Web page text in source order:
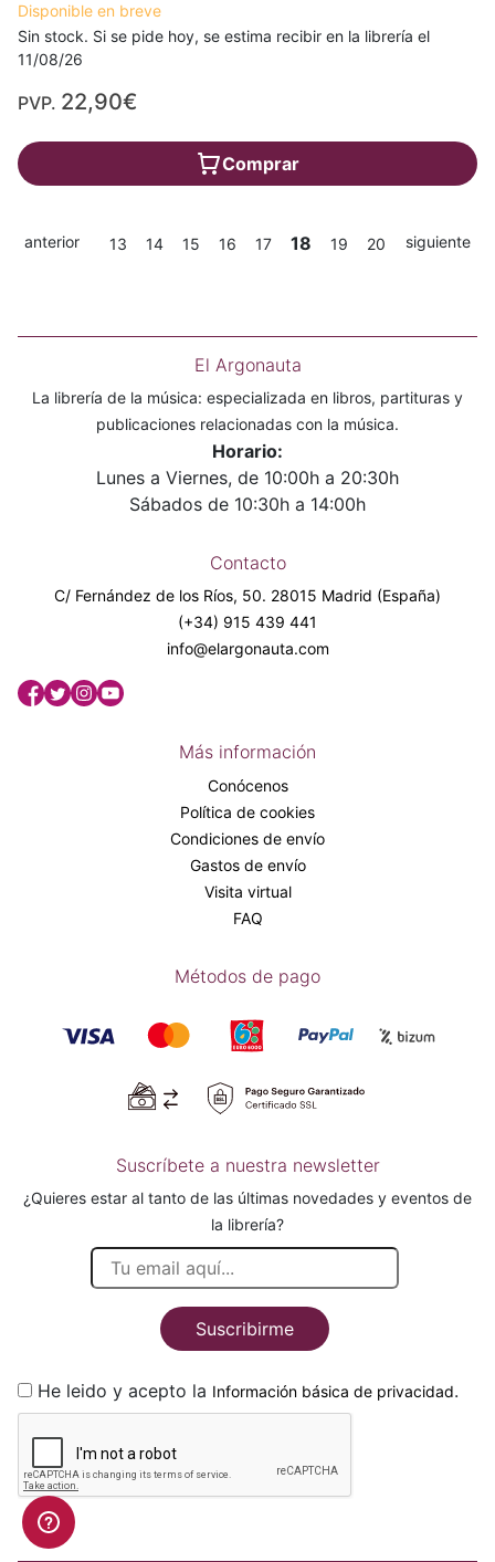
Disponible en breve
Sin stock. Si se pide hoy, se estima recibir en la librería el
11/08/26
PVP. 22,90€
Comprar
anterior 13 14 15 16 17 18 19 20 siguiente
El Argonauta
La librería de la música: especializada en libros, partituras y
publicaciones relacionadas con la música.
Horario:
Lunes a Viernes, de 10:00h a 20:30h
Sábados de 10:30h a 14:00h
Contacto
C/ Fernández de los Ríos, 50. 28015 Madrid (España)
(+34) 915 439 441
info@elargonauta.com
Más información
Conócenos
Política de cookies
Condiciones de envío
Gastos de envío
Visita virtual
FAQ
Métodos de pago
Suscríbete a nuestra newsletter
¿Quieres estar al tanto de las últimas novedades y eventos de
la librería?
Suscribirme
He leido y acepto la Información básica de privacidad.